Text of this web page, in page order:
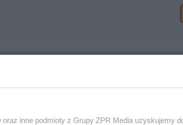
inne podmioty z Grupy ZPR Media uzyskujemy